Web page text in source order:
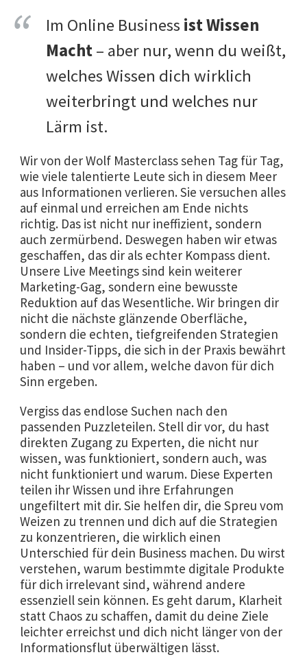
Im Online Business ist Wissen
Macht– aber nur, wenn du weißt,
welches Wissen dich wirklich
weiterbringt und welches nur
Lärm ist.
Wir von der Wolf Masterclass sehen Tag für Tag,
wie viele talentierte Leute sich in diesem Meer
aus Informationen verlieren. Sie versuchen alles
auf einmal und erreichen am Ende nichts
richtig. Das ist nicht nur ineffizient, sondern
auch zermürbend. Deswegen haben wir etwas
geschaffen, das dir als echter Kompass dient.
Unsere Live Meetings sind kein weiterer
Marketing-Gag, sondern eine bewusste
Reduktion auf das Wesentliche. Wir bringen dir
nicht die nächste glänzende Oberfläche,
sondern die echten, tiefgreifenden Strategien
und Insider-Tipps, die sich in der Praxis bewährt
haben – und vor allem, welche davon für dich
Sinn ergeben.
Vergiss das endlose Suchen nach den
passenden Puzzleteilen. Stell dir vor, du hast
direkten Zugang zu Experten, die nicht nur
wissen, was funktioniert, sondern auch, was
nicht funktioniert und warum. Diese Experten
teilen ihr Wissen und ihre Erfahrungen
ungefiltert mit dir. Sie helfen dir, die Spreu vom
Weizen zu trennen und dich auf die Strategien
zu konzentrieren, die wirklich einen
Unterschied für dein Business machen. Du wirst
verstehen, warum bestimmte digitale Produkte
für dich irrelevant sind, während andere
essenziell sein können. Es geht darum, Klarheit
statt Chaos zu schaffen, damit du deine Ziele
leichter erreichst und dich nicht länger von der
Informationsflut überwältigen lässt.